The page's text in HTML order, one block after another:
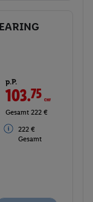
p.P.
103.75CHF
Gesamt 222 €
222 €
Gesamt